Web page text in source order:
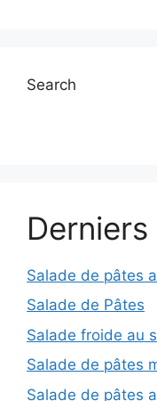
Search
Salade de pâtes
Salade de Pâtes
Salade froide au
Salade de pâtes
Salade de pâtes